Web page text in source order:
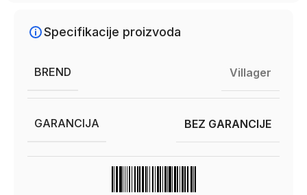
Specifikacije proizvoda
BREND Villager
GARANCIJA BEZ GARANCIJE